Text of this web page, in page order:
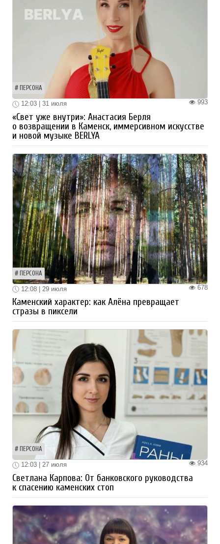
ПЕРСОНА
993
12:03 | 31 июля
«Свет уже внутри»: Анастасия Берля
о возвращении в Каменск, иммерсивном искусстве
и новой музыке BERLYA
ПЕРСОНА
678
12:08 | 29 июля
Каменский характер: как Алёна превращает
стразы в пиксели
ПЕРСОНА
934
12:03 | 27 июля
Светлана Карпова: От банковского руководства
к спасению каменских стоп